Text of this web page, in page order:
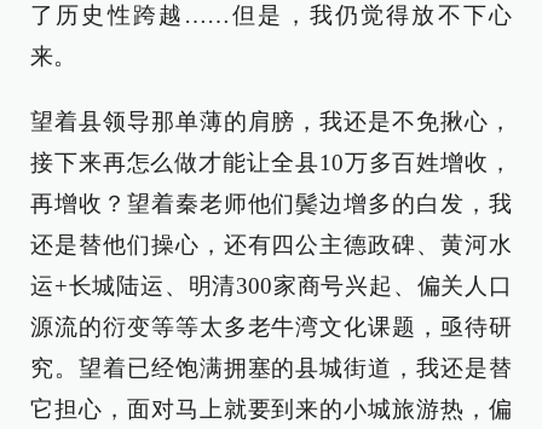
了历史性跨越……但是，我仍觉得放不下心
来。
望着县领导那单薄的肩膀，我还是不免揪心，
接下来再怎么做才能让全县10万多百姓增收，
再增收？望着秦老师他们鬓边增多的白发，我
还是替他们操心，还有四公主德政碑、黄河水
运+长城陆运、明清300家商号兴起、偏关人口
源流的衍变等等太多老牛湾文化课题，亟待研
究。望着已经饱满拥塞的县城街道，我还是替
它担心，面对马上就要到来的小城旅游热，偏